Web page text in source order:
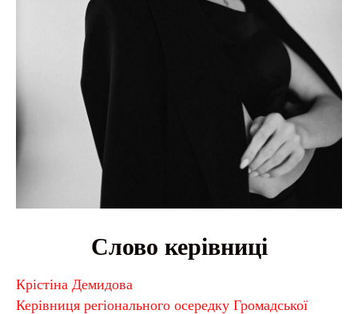
Слово керівниці
Крістіна Демидова
Керівниця регіонального осередку Громадської